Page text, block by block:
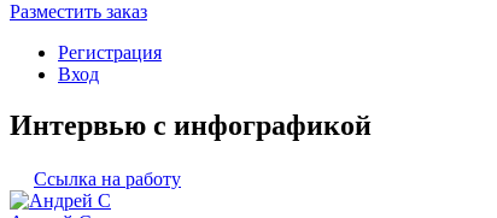
Разместить заказ
Регистрация
Вход
Интервью с инфографикой
Ссылка на работу